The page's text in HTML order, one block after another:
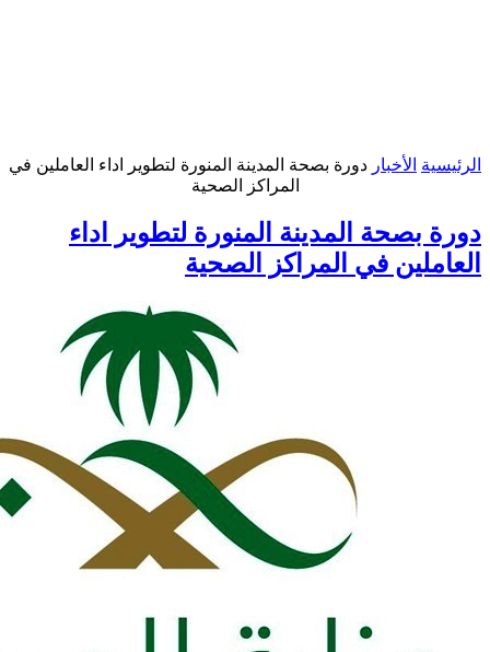
الرئيسية الأخبار دورة بصحة المدينة المنورة لتطوير اداء العاملين في
المراكز الصحية
دورة بصحة المدينة المنورة لتطوير اداء
العاملين في المراكز الصحية